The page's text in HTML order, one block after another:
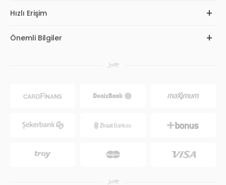
Hızlı Erişim
Önemli Bilgiler